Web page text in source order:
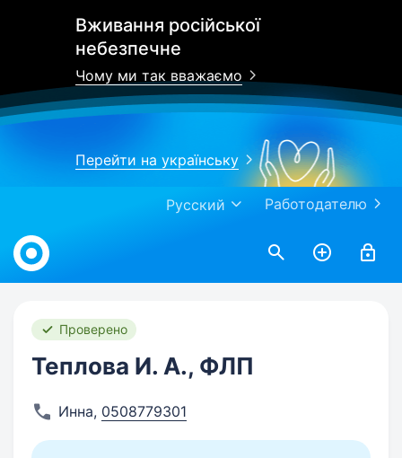
Вживання російської
небезпечне
Чому ми так вважаємо
Перейти на українську
Работодателю
Русский
Work.ua
Проверено
Теплова И. А., ФЛП
Инна, 0508779301